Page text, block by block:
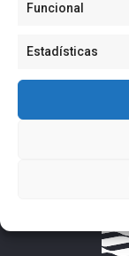
Funcional
Estadísticas